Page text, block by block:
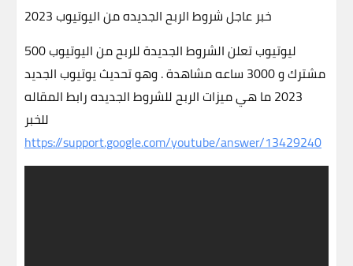
خبر عاجل شروط الربح الجديده من اليوتيوب 2023
ليوتيوب تعلن الشروط الجديدة للربح من اليوتيوب 500
مشترك و 3000 ساعه مشاهدة . وهو تحديث يوتيوب الجديد
2023 ما هي ميزات الربح للشروط الجديده رابط المقاله
للخبر
https://support.google.com/youtube/answer/13429240